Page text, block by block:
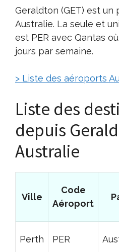
Geraldton (GET) est
Australie. La seule et
est PER avec Qantas
jours par semaine.
> Liste des aéroports
Liste des
depuis
Australie
Ville
Code
Aéroport
Perth PER